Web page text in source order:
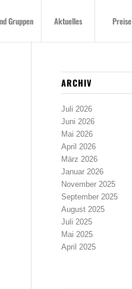
Gruppen Aktuelles Preise
ARCHIV
Juli 2026
Juni 2026
Mai 2026
April 2026
März 2026
Januar 2026
November 2025
September 2025
August 2025
Juli 2025
Mai 2025
April 2025